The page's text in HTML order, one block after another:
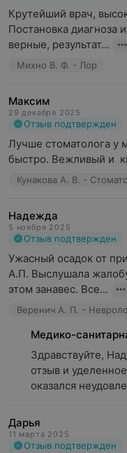
Крутейший врач,
Постановка диагноза
верные, результат...
Михно В. Ф. - Лор
Максим
29 декабря 2025
Отзыв подтвержден
Лучше стоматолога у
быстро. Вежливый и
Кунакова А. В. -
Надежда
5 ноября 2025
Отзыв подтвержден
Ужасный осадок от
А.П. Выслушала
этом занавес. Все...
Веренич А. П. -
Медико-
Здравствуйте,
отзыв и
оказался
Дарья
11 марта 2025
Отзыв подтвержден